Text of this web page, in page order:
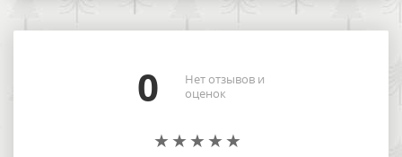
0
Нет отзывов и
оценок